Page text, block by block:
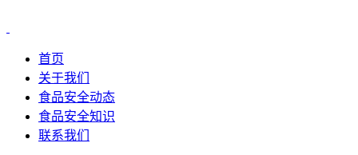
首页
关于我们
食品安全动态
食品安全知识
联系我们